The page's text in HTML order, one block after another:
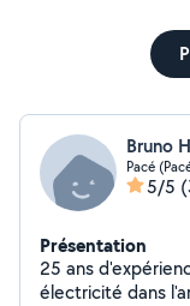
Bruno
Pacé
5/5
Présentation
25 ans
électricité dans